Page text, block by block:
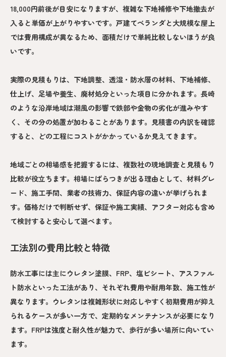
18,000円前後が目安になりますが、複雑な下地補修や下地撤去が
入ると単価が上がりやすいです。戸建てベランダと大規模な屋上
では費用構成が異なるため、面積だけで単純比較しないほうが良
いです。
実際の見積もりは、下地調整、透湿・防水層の材料、下地補修、
仕上げ、足場や養生、廃材処分といった項目に分かれます。長崎
のような沿岸地域は潮風の影響で鉄部や金物の劣化が進みやす
く、その分の処置が加わることがあります。見積書の内訳を確認
すると、どの工程にコストがかかっているか見えてきます。
地域ごとの相場感を把握するには、複数社の現地調査と見積もり
比較が役立ちます。相場にばらつきが出る理由として、材料グレ
ード、施工手間、業者の技術力、保証内容の違いが挙げられま
す。価格だけで判断せず、保証や施工実績、アフター対応も含め
て検討すると安心して選べます。
工法別の費用比較と特徴
防水工事には主にウレタン塗膜、FRP、塩ビシート、アスファル
ト防水といった工法があり、それぞれ費用や耐用年数、施工性が
異なります。ウレタンは複雑形状に対応しやすく初期費用が抑え
られるケースが多い一方で、定期的なメンテナンスが必要になり
ます。FRPは強度と耐久性が魅力で、歩行が多い場所に向いてい
ます。